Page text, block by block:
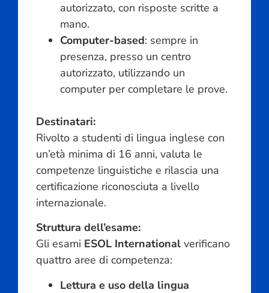
autorizzato, con risposte scritte a
mano.
Computer-based: sempre in
presenza, presso un centro
autorizzato, utilizzando un
computer per completare le prove.
Destinatari:
Rivolto a studenti di lingua inglese con
un’età minima di 16 anni, valuta le
competenze linguistiche e rilascia una
certificazione riconosciuta a livello
internazionale.
Struttura dell’esame:
Gli esami ESOL International verificano
quattro aree di competenza:
Lettura e uso della lingua